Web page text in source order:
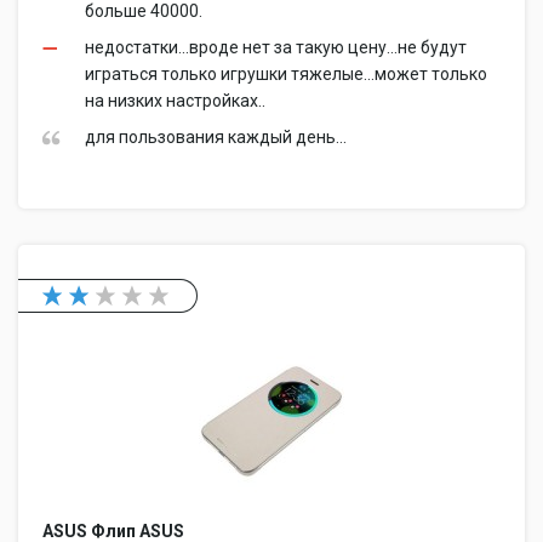
больше 40000.
недостатки...вроде нет за такую цену...не будут
играться только игрушки тяжелые...может только
на низких настройках..
для пользования каждый день...
ASUS Флип ASUS